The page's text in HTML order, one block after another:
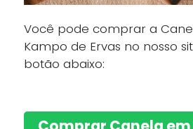
Você pode comprar a
Kampo de Ervas no nosso
botão abaixo: